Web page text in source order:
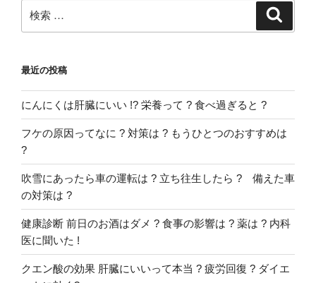
検
索:
最近の投稿
にんにくは肝臓にいい !? 栄養って ? 食べ過ぎると ?
フケの原因ってなに ? 対策は ? もうひとつのおすすめは
?
吹雪にあったら車の運転は ? 立ち往生したら ? 備えた車
の対策は ?
健康診断 前日のお酒はダメ ? 食事の影響は ? 薬は ? 内科
医に聞いた !
クエン酸の効果 肝臓にいいって本当 ? 疲労回復 ? ダイエ